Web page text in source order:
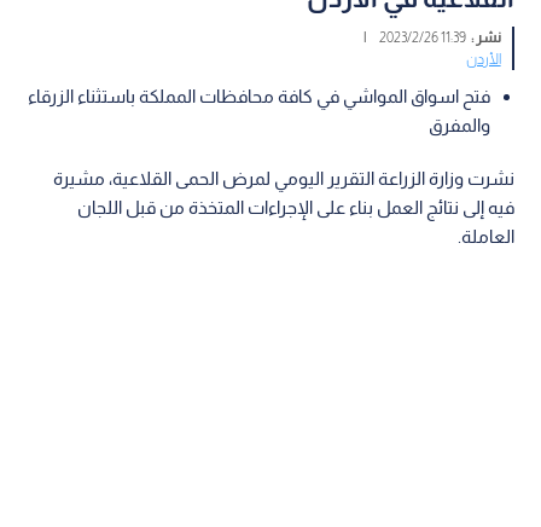
نشر :11:39 2023/2/26
|
الأردن
فتح اسواق المواشي في كافة محافظات المملكة باستثناء الزرقاء
والمفرق
نشرت وزارة الزراعة التقرير اليومي لمرض الحمى القلاعية، مشيرة
فيه إلى نتائج العمل بناء على الإجراءات المتخذة من قبل اللجان
العاملة.